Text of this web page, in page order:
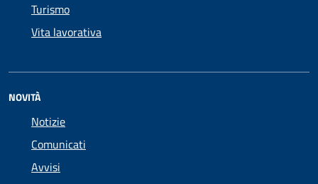
Turismo
Vita lavorativa
NOVITÀ
Notizie
Comunicati
Avvisi